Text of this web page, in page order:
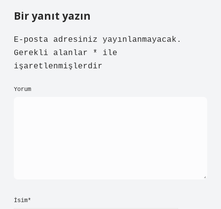
Bir yanıt yazın
E-posta adresiniz yayınlanmayacak.
Gerekli alanlar
*
ile
işaretlenmişlerdir
Yorum
İsim*